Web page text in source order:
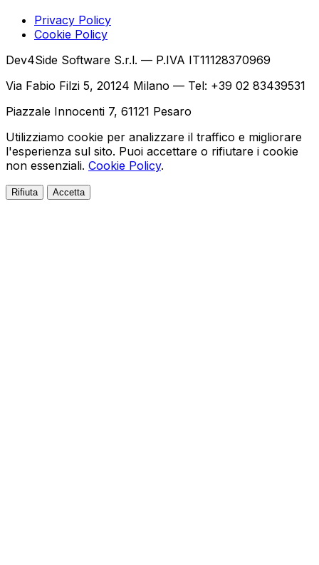
Privacy Policy
Cookie Policy
Dev4Side Software S.r.l. — P.IVA IT11128370969
Via Fabio Filzi 5, 20124 Milano — Tel: +39 02 83439531
Piazzale Innocenti 7, 61121 Pesaro
Utilizziamo cookie per analizzare il traffico e migliorare
l'esperienza sul sito. Puoi accettare o rifiutare i cookie
non essenziali. Cookie Policy.
Rifiuta Accetta